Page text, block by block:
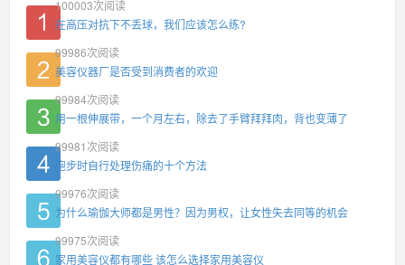
100003次阅读
在高压对抗下不丢球，我们应该怎么练?
99986次阅读
美容仪器厂是否受到消费者的欢迎
99984次阅读
用一根伸展带，一个月左右，除去了手臂拜拜肉，背也变薄了
99981 次阅读
跑步时自行处理伤痛的十个方法
99976次阅读
为什么瑜伽大师都是男性？因为男权，让女性失去同等的机会
99975次阅读
家用美容仪都有哪些 该怎么选择家用美容仪